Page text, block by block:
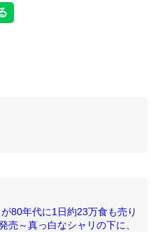
80年代に1日約23万食も売り
売～真っ白なシャリの下に、